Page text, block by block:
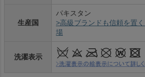
生産国
パキスタン
>高級ブランドも信頼を置
場
洗濯表示